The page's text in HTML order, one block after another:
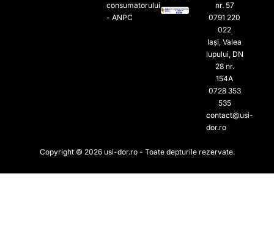
consumatorului
- ANPC
nr. 57
0791 220
022​
Iași, Valea
lupului, DN
28 nr.
154A
0728 353
535​
contact@usi-
dor.ro
Copyright © 2026 usi-dor.ro - Toate depturile rezervate.